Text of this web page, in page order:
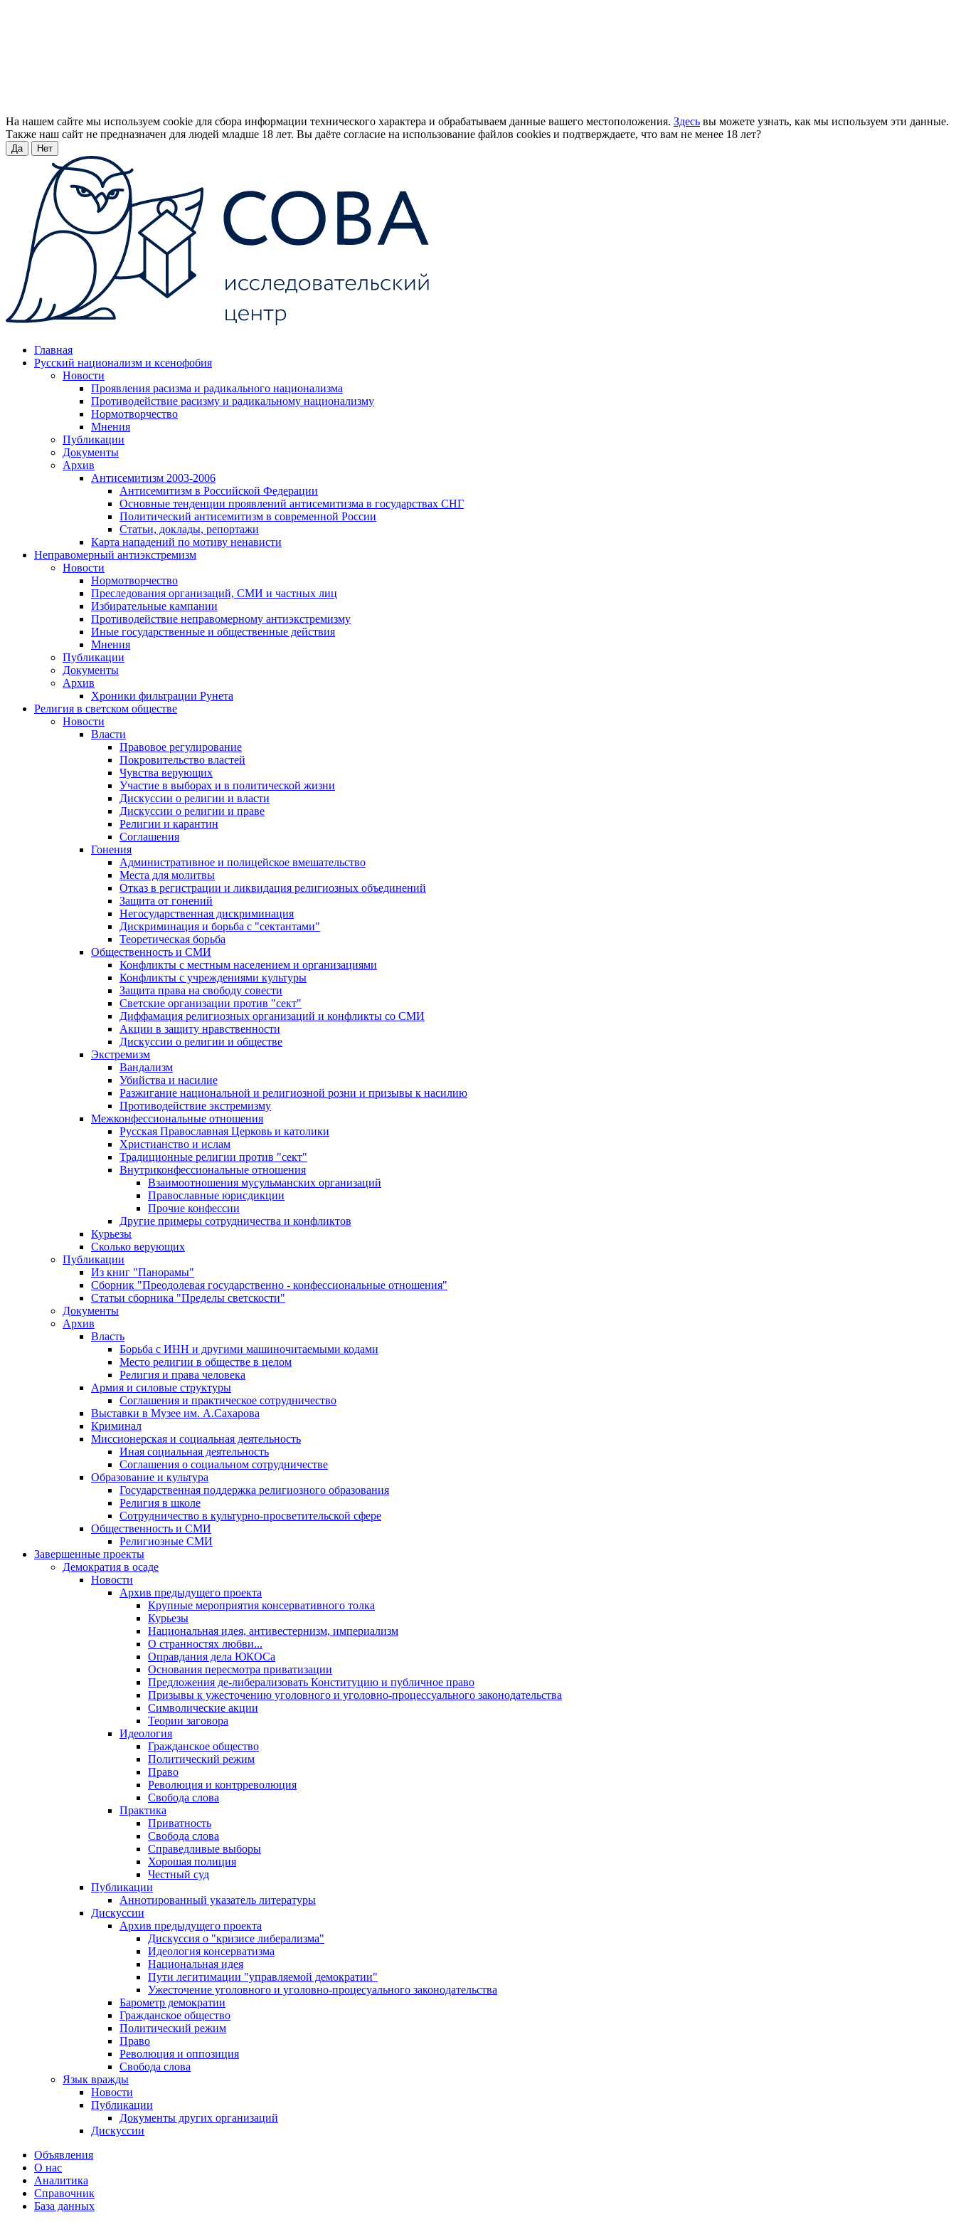
На нашем сайте мы используем cookie для сбора информации технического характера и обрабатываем данные вашего местоположения. Здесь вы можете узнать, как мы используем эти данные.
Также наш сайт не предназначен для людей младше 18 лет. Вы даёте согласие на использование файлов cookies и подтверждаете, что вам не менее 18 лет?
Да Нет
Главная
Русский национализм и ксенофобия
Новости
Проявления расизма и радикального национализма
Противодействие расизму и радикальному национализму
Нормотворчество
Мнения
Публикации
Документы
Архив
Антисемитизм 2003-2006
Антисемитизм в Российской Федерации
Основные тенденции проявлений антисемитизма в государствах СНГ
Политический антисемитизм в современной России
Статьи, доклады, репортажи
Карта нападений по мотиву ненависти
Неправомерный антиэкстремизм
Новости
Нормотворчество
Преследования организаций, СМИ и частных лиц
Избирательные кампании
Противодействие неправомерному антиэкстремизму
Иные государственные и общественные действия
Мнения
Публикации
Документы
Архив
Хроники фильтрации Рунета
Религия в светском обществе
Новости
Власти
Правовое регулирование
Покровительство властей
Чувства верующих
Участие в выборах и в политической жизни
Дискуссии о религии и власти
Дискуссии о религии и праве
Религии и карантин
Соглашения
Гонения
Административное и полицейское вмешательство
Места для молитвы
Отказ в регистрации и ликвидация религиозных объединений
Защита от гонений
Негосударственная дискриминация
Дискриминация и борьба с "сектантами"
Теоретическая борьба
Общественность и СМИ
Конфликты с местным населением и организациями
Конфликты с учреждениями культуры
Защита права на свободу совести
Светские организации против "сект"
Диффамация религиозных организаций и конфликты со СМИ
Акции в защиту нравственности
Дискуссии о религии и обществе
Экстремизм
Вандализм
Убийства и насилие
Разжигание национальной и религиозной розни и призывы к насилию
Противодействие экстремизму
Межконфессиональные отношения
Русская Православная Церковь и католики
Христианство и ислам
Традиционные религии против "сект"
Внутриконфессиональные отношения
Взаимоотношения мусульманских организаций
Православные юрисдикции
Прочие конфессии
Другие примеры сотрудничества и конфликтов
Курьезы
Сколько верующих
Публикации
Из книг "Панорамы"
Сборник "Преодолевая государственно - конфессиональные отношения"
Статьи сборника "Пределы светскости"
Документы
Архив
Власть
Борьба с ИНН и другими машиночитаемыми кодами
Место религии в обществе в целом
Религия и права человека
Армия и силовые структуры
Соглашения и практическое сотрудничество
Выставки в Музее им. А.Сахарова
Криминал
Миссионерская и социальная деятельность
Иная социальная деятельность
Соглашения о социальном сотрудничестве
Образование и культура
Государственная поддержка религиозного образования
Религия в школе
Сотрудничество в культурно-просветительской сфере
Общественность и СМИ
Религиозные СМИ
Завершенные проекты
Демократия в осаде
Новости
Архив предыдущего проекта
Крупные мероприятия консервативного толка
Курьезы
Национальная идея, антивестернизм, империализм
О странностях любви...
Оправдания дела ЮКОСа
Основания пересмотра приватизации
Предложения де-либерализовать Конституцию и публичное право
Призывы к ужесточению уголовного и уголовно-процессуального законодательства
Символические акции
Теории заговора
Идеология
Гражданское общество
Политический режим
Право
Революция и контрреволюция
Свобода слова
Практика
Приватность
Свобода слова
Справедливые выборы
Хорошая полиция
Честный суд
Публикации
Аннотированный указатель литературы
Дискуссии
Архив предыдущего проекта
Дискуссия о "кризисе либерализма"
Идеология консерватизма
Национальная идея
Пути легитимации "управляемой демократии"
Ужесточение уголовного и уголовно-процесуального законодательства
Барометр демократии
Гражданское общество
Политический режим
Право
Революция и оппозиция
Свобода слова
Язык вражды
Новости
Публикации
Документы других организаций
Дискуссии
Объявления
О нас
Аналитика
Справочник
База данных